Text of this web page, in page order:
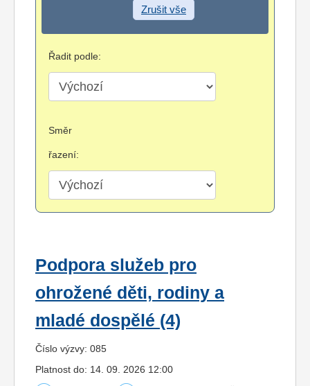
Zrušit vše
Řadit podle:
Směr
řazení:
Podpora služeb pro
ohrožené děti, rodiny a
mladé dospělé (4)
Číslo výzvy: 085
Platnost do: 14. 09. 2026 12:00